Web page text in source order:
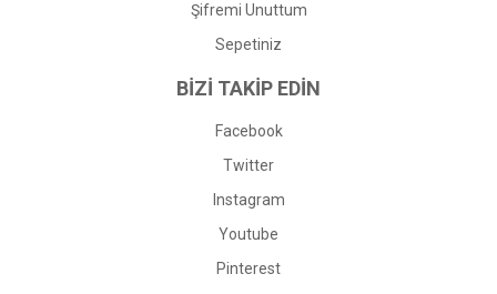
Şifremi Unuttum
Sepetiniz
BİZİ TAKİP EDİN
Facebook
Twitter
Instagram
Youtube
Pinterest